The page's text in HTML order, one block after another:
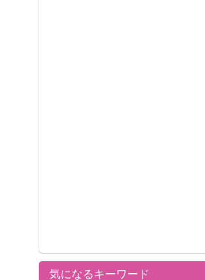
気になるキーワード